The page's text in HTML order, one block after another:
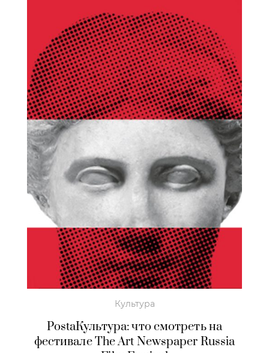
Культура
PostaКультура: что смотреть на
фестивале The Art Newspaper Russia